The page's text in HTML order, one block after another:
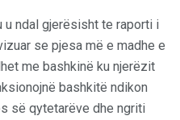
u ndal gjerësisht te raporti i
se pjesa më e madhe e
me bashkinë ku njerëzit
bashkitë ndikon
së qytetarëve dhe ngriti